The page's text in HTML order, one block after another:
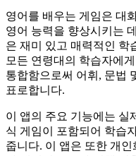
영어를 배우는 게임은 대
영어 능력을 향상시키는
은 재미 있고 매력적인 학
모든 연령대의 학습자에
통합함으로써 어휘, 문법
표로합니다.
이 앱의 주요 기능에는 실
식 게임이 포함되어 학습
줍니다. 이 앱은 또한 개